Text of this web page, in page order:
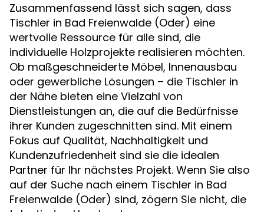
Zusammenfassend lässt sich sagen, dass
Tischler in Bad Freienwalde (Oder) eine
wertvolle Ressource für alle sind, die
individuelle Holzprojekte realisieren möchten.
Ob maßgeschneiderte Möbel, Innenausbau
oder gewerbliche Lösungen – die Tischler in
der Nähe bieten eine Vielzahl von
Dienstleistungen an, die auf die Bedürfnisse
ihrer Kunden zugeschnitten sind. Mit einem
Fokus auf Qualität, Nachhaltigkeit und
Kundenzufriedenheit sind sie die idealen
Partner für Ihr nächstes Projekt. Wenn Sie also
auf der Suche nach einem Tischler in Bad
Freienwalde (Oder) sind, zögern Sie nicht, die